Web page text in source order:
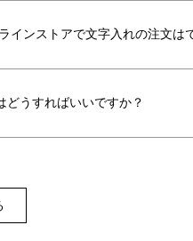
インストアで文字入れの注文は
どうすればいいですか？